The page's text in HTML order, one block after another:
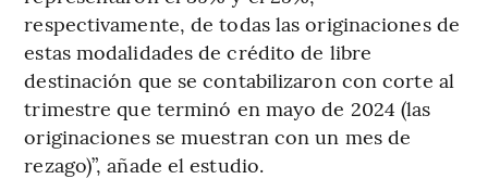
respectivamente, de todas las originaciones de
estas modalidades de crédito de libre
destinación que se contabilizaron con corte al
trimestre que terminó en mayo de 2024 (las
originaciones se muestran con un mes de
rezago)”, añade el estudio.